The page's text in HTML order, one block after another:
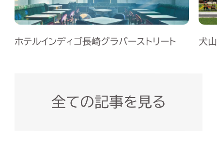
ホテルインディゴ長崎グラバーストリート 犬
全ての記事を見る